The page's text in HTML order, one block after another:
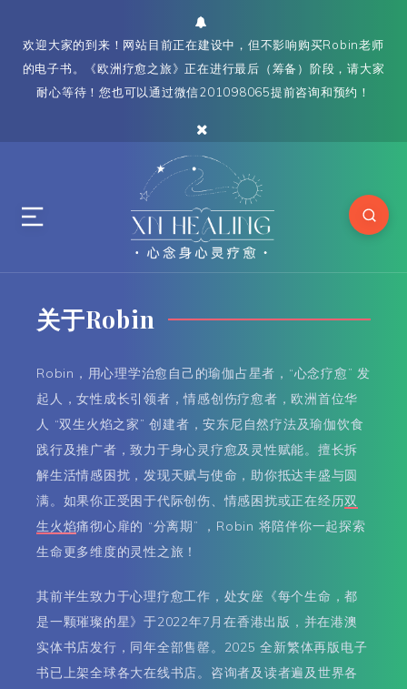
欢迎大家的到来！网站目前正在建设中，但不影响购买Robin老师
的电子书。《欧洲疗愈之旅》正在进行最后（筹备）阶段，请大家
耐心等待！您也可以通过微信201098065提前咨询和预约！
关于Robin
Robin，用心理学治愈自己的瑜伽占星者，“心念疗愈” 发
起人，女性成长引领者，情感创伤疗愈者，欧洲首位华
人 “双生火焰之家” 创建者，安东尼自然疗法及瑜伽饮食
践行及推广者，致力于身心灵疗愈及灵性赋能。擅长拆
解生活情感困扰，发现天赋与使命，助你抵达丰盛与圆
满。如果你正受困于代际创伤、情感困扰或正在经历双
生火焰痛彻心扉的 “分离期” ，Robin 将陪伴你一起探索
生命更多维度的灵性之旅！
其前半生致力于心理疗愈工作，处女座《每个生命，都
是一颗璀璨的星》于2022年7月在香港出版，并在港澳
实体书店发行，同年全部售罄。2025 全新繁体再版电子
书已上架全球各大在线书店。咨询者及读者遍及世界各